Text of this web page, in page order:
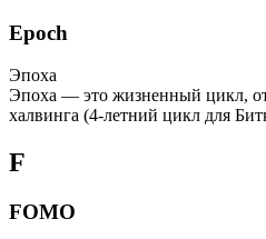
Epoch
Эпоха
Эпоха — это жизненный цикл,
халвинга (4-летний цикл для
F
FOMO